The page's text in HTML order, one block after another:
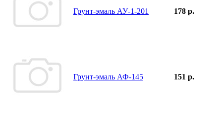
Грунт-эмаль АУ-1-201 178 р.
Грунт-эмаль АФ-145 151 р.